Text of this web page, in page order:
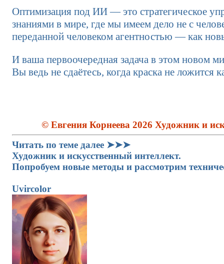
Оптимизация под ИИ — это стратегическое
знаниями в мире, где мы имеем дело не с
переданной человеком агентностью — как
И ваша первоочередная задача в этом новом
Вы ведь не сдаётесь, когда краска не
© Евгения Корнеева 2026 Художник и
Читать по теме далее ➤➤➤
Художник и искусственный интеллект.
Попробуем новые методы и рассмотрим
Uvircolor